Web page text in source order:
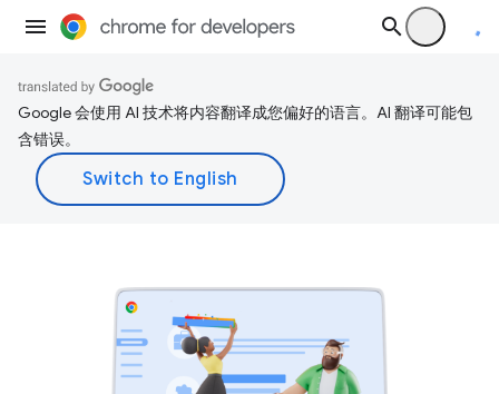
Google 会使用 AI 技术将内容翻译成您偏好的语言。AI 翻译可能包
含错误。